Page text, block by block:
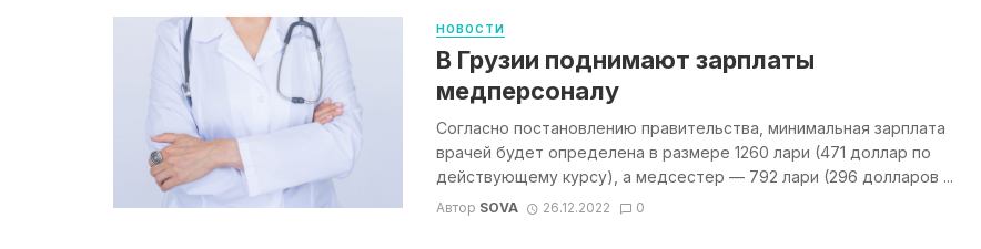
НОВОСТИ
В Грузии поднимают зарплаты
медперсоналу
Согласно постановлению правительства, минимальная зарплата
врачей будет определена в размере 1260 лари (471 доллар по
действующему курсу), а медсестер — 792 лари (296 долларов ...
Автор SOVA 26.12.2022 0